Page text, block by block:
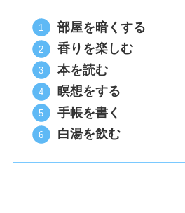
部屋を暗くする
香りを楽しむ
本を読む
瞑想をする
手帳を書く
白湯を飲む